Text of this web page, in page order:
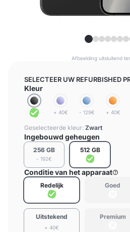
Afbeelding uitsluitend
SELECTEER UW REFURBISHED
Kleur
+ 40€ - 129€ + 40€
Geselecteerde kleur: Zwart
Ingebouwd geheugen
256 GB
- 192€
512 GB
Conditie van het apparaat
Redelijk
Goed
Uitstekend
+ 40€
Premium